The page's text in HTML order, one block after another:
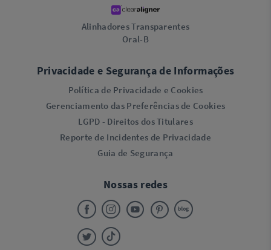
Alinhadores Transparentes
Oral-B
Privacidade e Segurança de Informações
Política de Privacidade e Cookies
Gerenciamento das Preferências de Cookies
LGPD - Direitos dos Titulares
Reporte de Incidentes de Privacidade
Guia de Segurança
Nossas redes